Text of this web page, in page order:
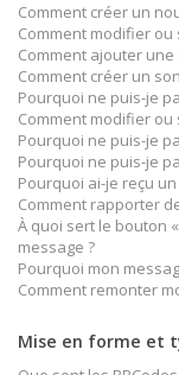
Comment créer un
Comment modifier
Comment ajouter
Comment créer un
Pourquoi ne puis-je
Comment modifier
Pourquoi ne puis-je
Pourquoi ne puis-je
Pourquoi ai-je reçu
Comment rapporter
À quoi sert le bouton
message ?
Pourquoi mon
Comment remonter
Mise en forme et